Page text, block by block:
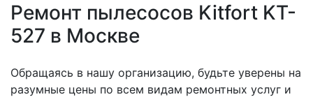
Ремонт пылесосов Kitfort KT-
527 в Москве
Обращаясь в нашу организацию, будьте уверены на
разумные цены по всем видам ремонтных услуг и